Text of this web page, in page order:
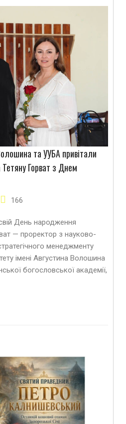
та УУБА привітали
Горват з Днем
166
День народження
— проректор з науково-
менеджменту
імені Августина Волошина
богословської академії,